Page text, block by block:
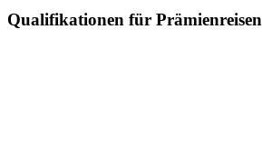
Qualifikationen für Prämienreisen